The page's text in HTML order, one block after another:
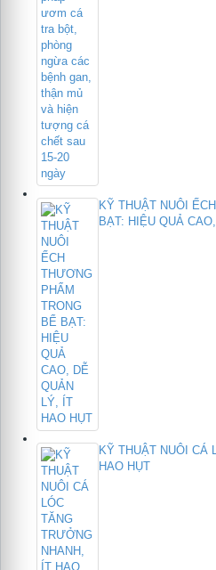
KỸ THUẬT NUÔI
BẠT: HIỆU QUẢ
KỸ THUẬT NUÔI CÁ
HAO HỤT